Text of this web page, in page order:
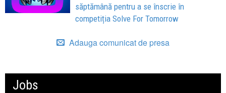
săptămână pentru a se înscrie în
competiția Solve For Tomorrow
Adauga comunicat de presa
Jobs